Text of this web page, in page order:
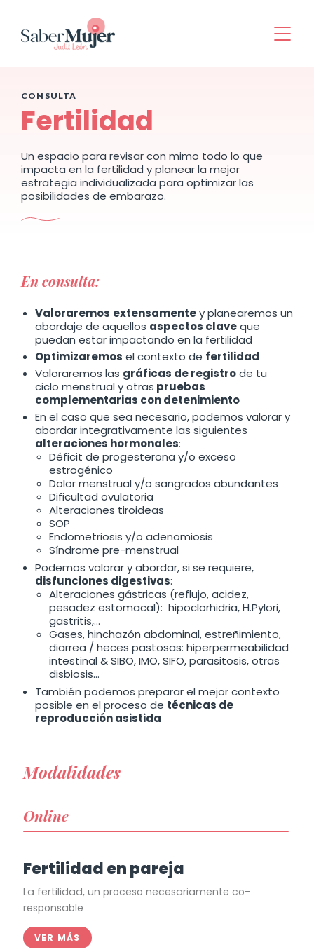
CONSULTA
Fertilidad
Un espacio para revisar con mimo todo lo que
impacta en la fertilidad y planear la mejor
estrategia individualizada para optimizar las
posibilidades de embarazo.
En consulta:
Valoraremos extensamentey planearemos un
abordaje de aquellos aspectos claveque
puedan estar impactando en la fertilidad
Optimizaremos el contexto de fertilidad
Valoraremos las gráficas de registrode tu
ciclo menstrual y otras pruebas
complementarias con detenimiento
En el caso que sea necesario, podemos valorar y
abordar integrativamente las siguientes
alteraciones hormonales:
Déficit de progesterona y/o exceso
estrogénico
Dolor menstrual y/o sangrados abundantes
Dificultad ovulatoria
Alteraciones tiroideas
SOP
Endometriosis y/o adenomiosis
Síndrome pre-menstrual
Podemos valorar y abordar, si se requiere,
disfunciones digestivas:
Alteraciones gástricas (reflujo, acidez,
pesadez estomacal): hipoclorhidria, H.Pylori,
gastritis,…
Gases, hinchazón abdominal, estreñimiento,
diarrea / heces pastosas: hiperpermeabilidad
intestinal & SIBO, IMO, SIFO, parasitosis, otras
disbiosis…
También podemos preparar el mejor contexto
posible en el proceso de técnicas de
reproducción asistida
Modalidades
Online
Fertilidad en pareja
La fertilidad, un proceso necesariamente co-
responsable
VER MÁS